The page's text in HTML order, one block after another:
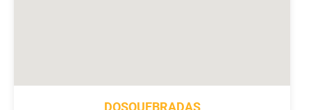
DOSQUEBRADAS